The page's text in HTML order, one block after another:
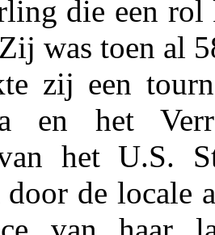
die een rol
was toen al
zij een
en het
het U.S.
door de locale